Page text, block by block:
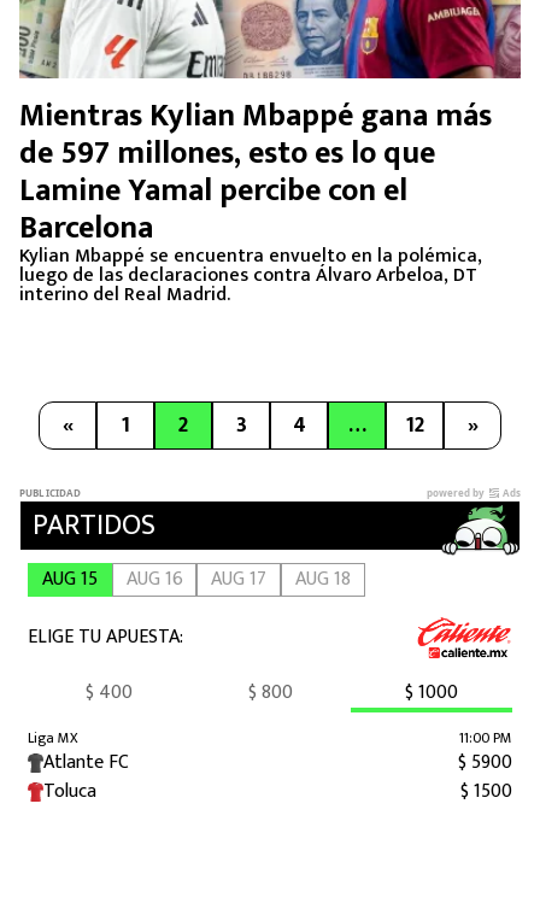
Mientras Kylian Mbappé gana más
de 597 millones, esto es lo que
Lamine Yamal percibe con el
Barcelona
Kylian Mbappé se encuentra envuelto en la polémica,
luego de las declaraciones contra Álvaro Arbeloa, DT
interino del Real Madrid.
« 1 2 3 4 … 12 »